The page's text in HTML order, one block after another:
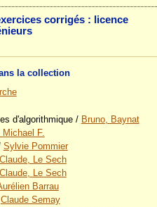
corrigés : licence
la collection
d'algorithmique/ Bruno, Baynat
Michael F.
Sylvie Pommier
Claude, Le Sech
Claude, Le Sech
Barrau
Claude Semay